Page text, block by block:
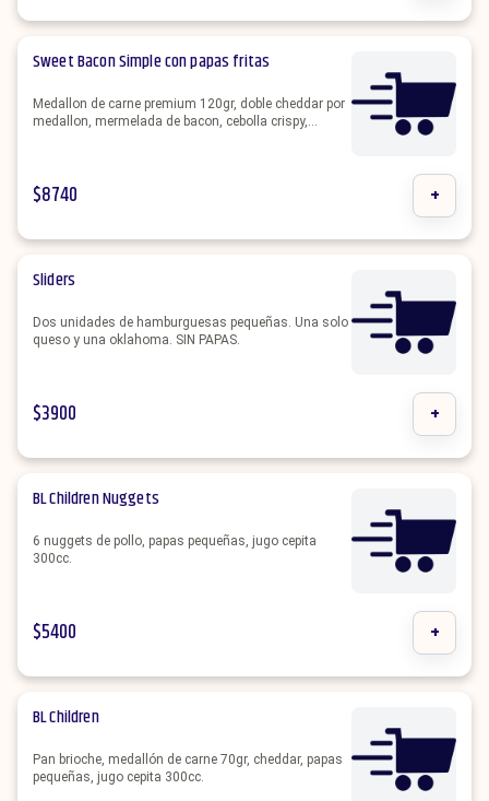
Sweet Bacon Simple con papas fritas
Medallon de carne premium 120gr, doble cheddar por
medallon, mermelada de bacon, cebolla crispy,
$8740 +
Sliders
Dos unidades de hamburguesas pequeñas. Una solo
queso y una oklahoma. SIN PAPAS.
$3900 +
BL Children Nuggets
6 nuggets de pollo, papas pequeñas, jugo cepita
300cc.
$5400 +
BL Children
Pan brioche, medallón de carne 70gr, cheddar, papas
pequeñas, jugo cepita 300cc.